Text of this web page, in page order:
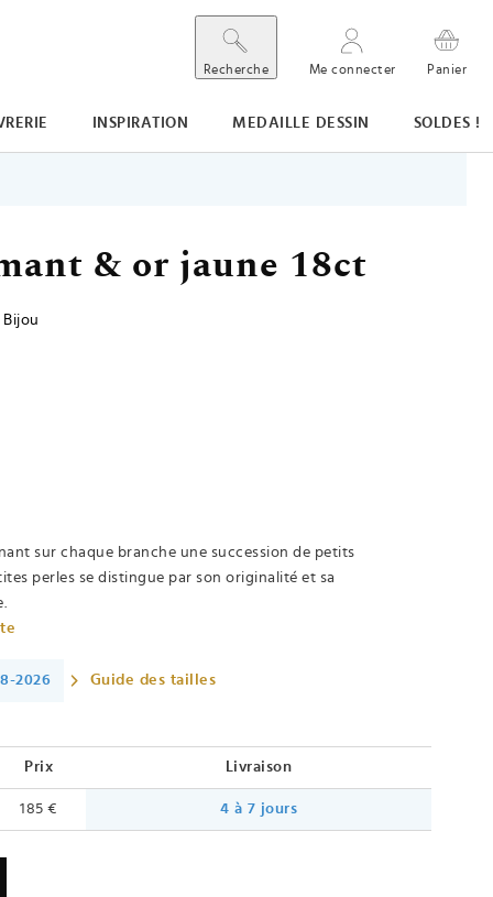
Recherche Me connecter Panier
INSPIRATION MEDAILLE DESSIN SOLDES !
& or jaune 18ct
sur chaque branche une succession de petits
perles se distingue par son originalité et sa
2026 Guide des tailles
Prix Livraison
185 € 4 à 7 jours